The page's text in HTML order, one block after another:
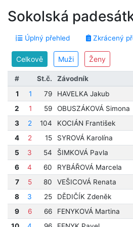
Sokolská
Úplný přehled Zkrácený
Celkově Muži Ženy
# St.č. Závodník
1
1 79 HAVELKA Jakub
2
1 59 OBUSZÁKOVÁ Simona
3
2 104 KOCIÁN František
4
2 15 SYROVÁ Karolína
5
3 54 ŠIMKOVÁ Pavla
6
4 60 RYBÁŘOVÁ Marcela
7
5 80 VEŠICOVÁ Renata
8
3 25 DĚDIČÍK Zdeněk
9
6 66 FENYKOVÁ Martina